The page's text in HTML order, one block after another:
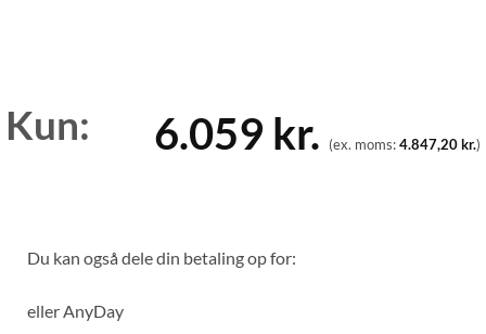
Kun: 6.059 kr. (ex. moms:4.847,20kr.)
Du kan også dele din betaling op for:
eller AnyDay